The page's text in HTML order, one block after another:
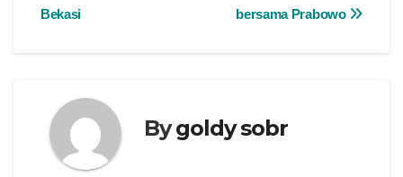
bersama Prabowo
Bekasi
Bygoldy sobr